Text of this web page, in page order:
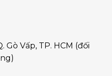
Gò Vấp, TP. HCM (đối